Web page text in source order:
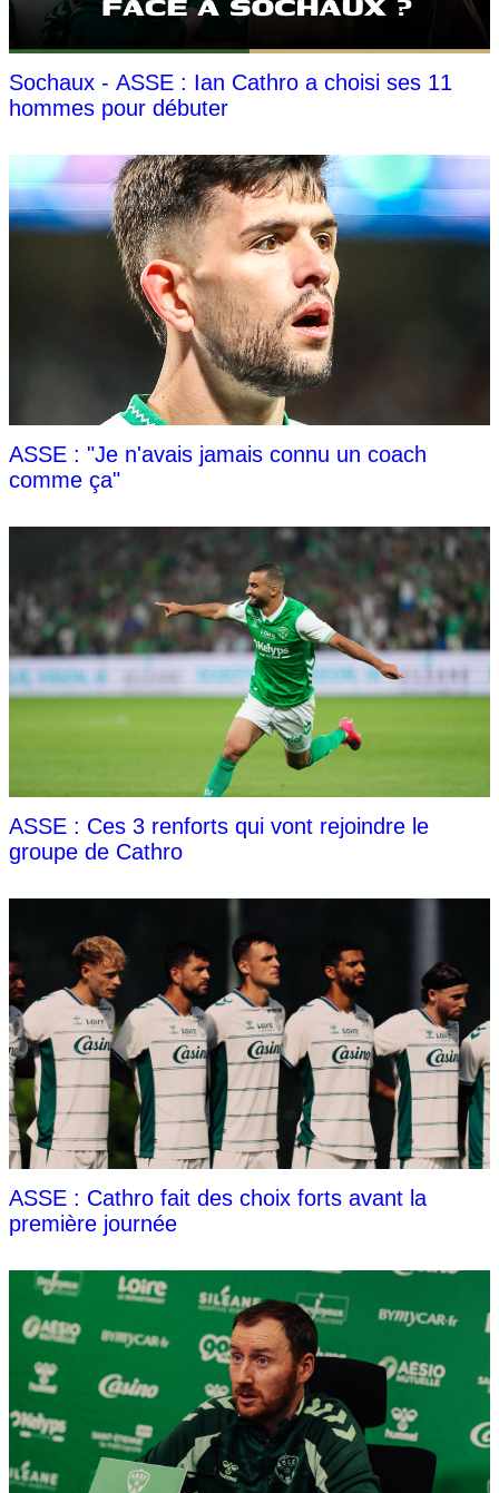
Sochaux - ASSE : Ian Cathro a choisi ses 11
hommes pour débuter
ASSE : "Je n'avais jamais connu un coach
comme ça"
ASSE : Ces 3 renforts qui vont rejoindre le
groupe de Cathro
ASSE : Cathro fait des choix forts avant la
première journée